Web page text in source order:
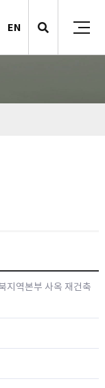
EN
지역본부 사옥 재건축